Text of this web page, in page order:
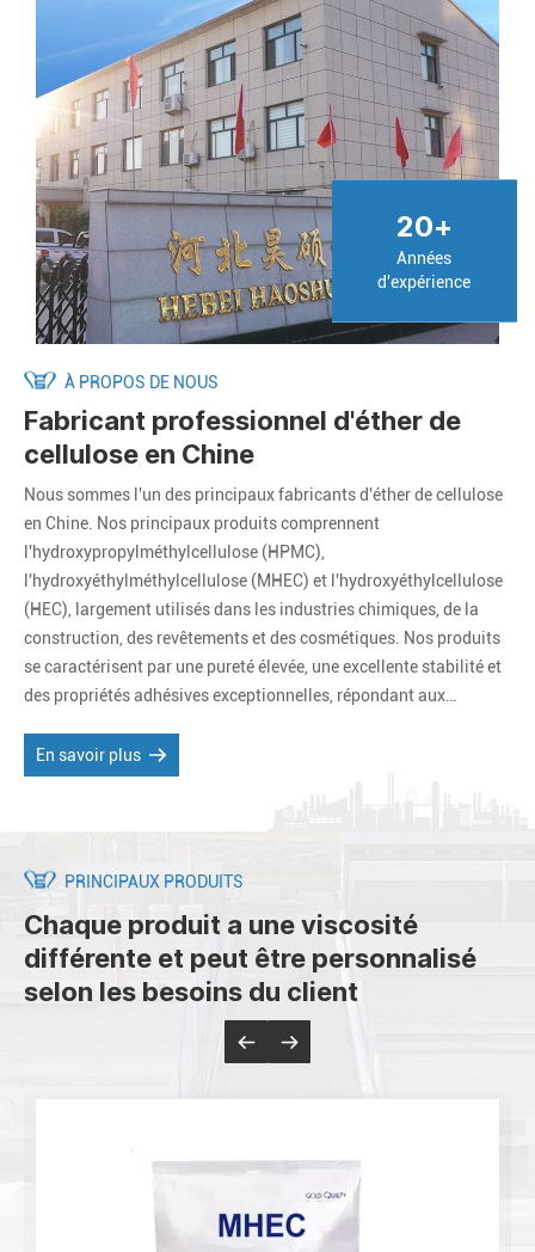
20+
Années
d'expérience
À PROPOS DE NOUS
Fabricant professionnel d'éther de
cellulose en Chine
Nous sommes l'un des principaux fabricants d'éther de cellulose
en Chine. Nos principaux produits comprennent
l'hydroxypropylméthylcellulose (HPMC),
l'hydroxyéthylméthylcellulose (MHEC) et l'hydroxyéthylcellulose
(HEC), largement utilisés dans les industries chimiques, de la
construction, des revêtements et des cosmétiques. Nos produits
se caractérisent par une pureté élevée, une excellente stabilité et
des propriétés adhésives exceptionnelles, répondant aux
des produits et services personnalisés pour répondre aux besoins
spécifiques de nos clients.
En savoir plus
PRINCIPAUX PRODUITS
Chaque produit a une viscosité
différente et peut être personnalisé
selon les besoins du client